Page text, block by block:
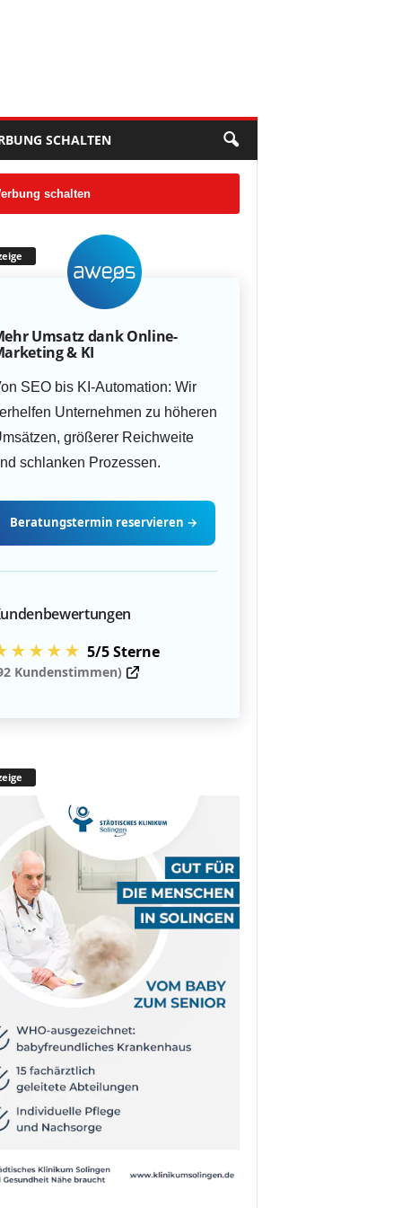
SCHALTEN
schalten
Umsatz dank Online-
& KI
SEO bis KI-Automation: Wir
Unternehmen zu höheren
größerer Reichweite
schlanken Prozessen.
Beratungstermin reservieren →
5/5 Sterne
Kundenstimmen)